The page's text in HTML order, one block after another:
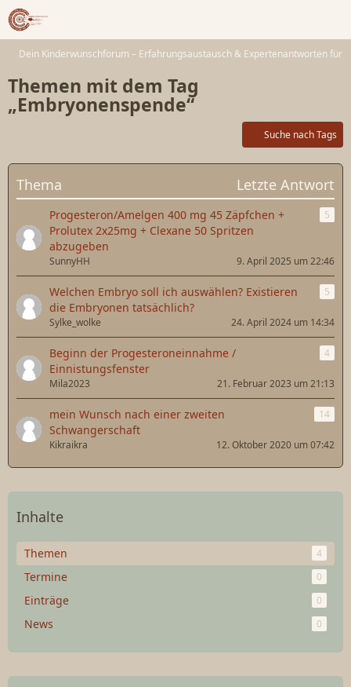
Dein Kinderwunschforum – Erfahrungsaustausch & Expertenantworten für
Themen mit dem Tag
„Embryonenspende“
Suche nach Tags
Thema Letzte Antwort
Progesteron/Amelgen 400 mg 45 Zäpfchen +
Prolutex 2x25mg + Clexane 50 Spritzen
abzugeben
5
SunnyHH 9. April 2025 um 22:46
Welchen Embryo soll ich auswählen? Existieren
die Embryonen tatsächlich?
5
Sylke_wolke 24. April 2024 um 14:34
Beginn der Progesteroneinnahme /
Einnistungsfenster
4
Mila2023 21. Februar 2023 um 21:13
mein Wunsch nach einer zweiten
Schwangerschaft
14
Kikraikra 12. Oktober 2020 um 07:42
Inhalte
Themen 4
Termine 0
Einträge 0
News 0